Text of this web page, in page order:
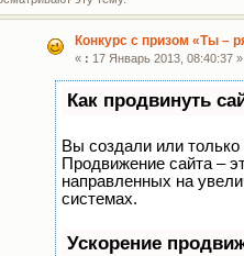
Конкурс с призом «Ты –
« : 17 Январь 2013, 08:40:37 »
Как продвинуть
Вы создали или только
Продвижение сайта –
направленных на
системах.
Ускорение